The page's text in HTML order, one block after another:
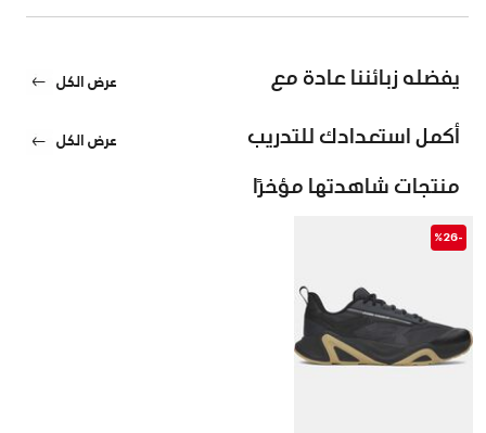
يفضله زبائننا عادة مع عرض الكل
أكمل استعدادك للتدريب عرض الكل
منتجات شاهدتها مؤخرًا
-%26